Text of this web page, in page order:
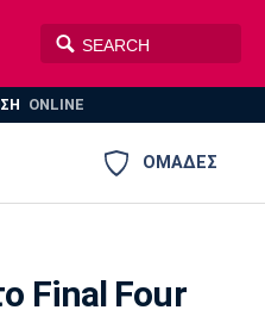
ONLINE
ΟΜΑΔΕΣ
Final Four